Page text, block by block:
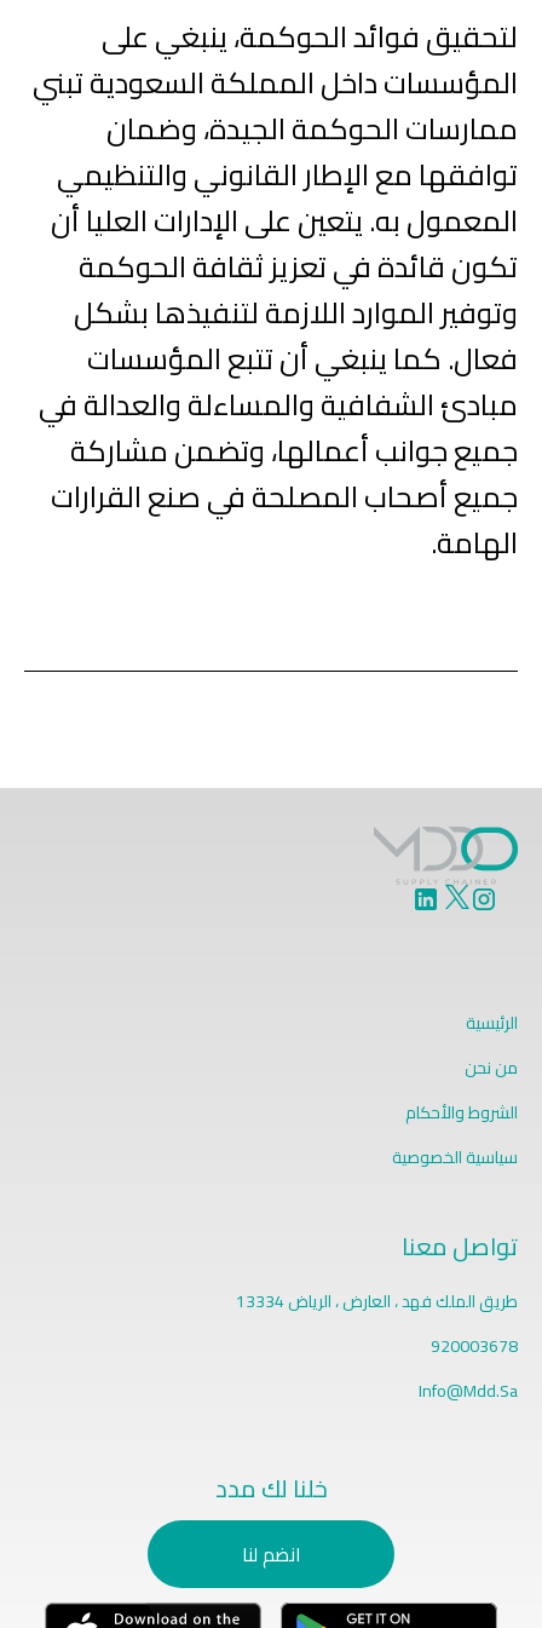
لتحقيق فوائد الحوكمة، ينبغي على
المؤسسات داخل المملكة السعودية تبني
ممارسات الحوكمة الجيدة، وضمان
توافقها مع الإطار القانوني والتنظيمي
المعمول به. يتعين على الإدارات العليا أن
تكون قائدة في تعزيز ثقافة الحوكمة
وتوفير الموارد اللازمة لتنفيذها بشكل
فعال. كما ينبغي أن تتبع المؤسسات
مبادئ الشفافية والمساءلة والعدالة في
جميع جوانب أعمالها، وتضمن مشاركة
جميع أصحاب المصلحة في صنع القرارات
الهامة.
الرئيسية
من نحن
الشروط والأحكام
سياسية الخصوصية
تواصل معنا
طريق الملك فهد ، العارض ، الرياض 13334
920003678
Info@Mdd.Sa
خلنا لك مدد
انضم لنا